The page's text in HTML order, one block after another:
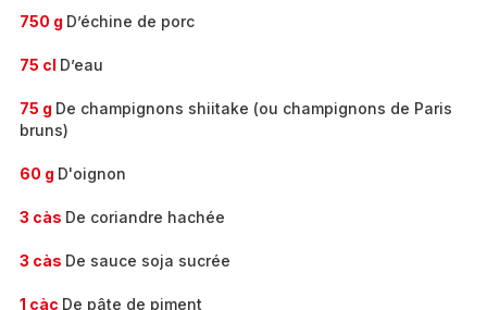
750 g D’échine de porc
75 cl D’eau
75 g De champignons shiitake (ou champignons de Paris
bruns)
60 g D'oignon
3 càs De coriandre hachée
3 càs De sauce soja sucrée
1 càc De pâte de piment